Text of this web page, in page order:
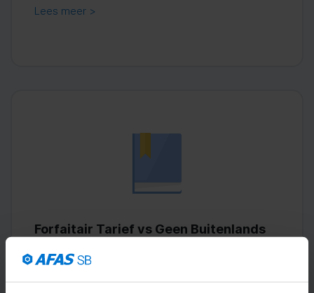
Lees meer >
Forfaitair Tarief vs Geen Buitenlands
Lees meer >